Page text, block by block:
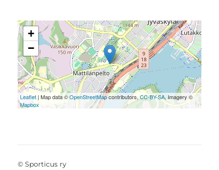
+
−
Leaflet| Map data ©OpenStreetMapcontributors,CC-BY-SA, Imagery ©
Mapbox
© Sporticus ry